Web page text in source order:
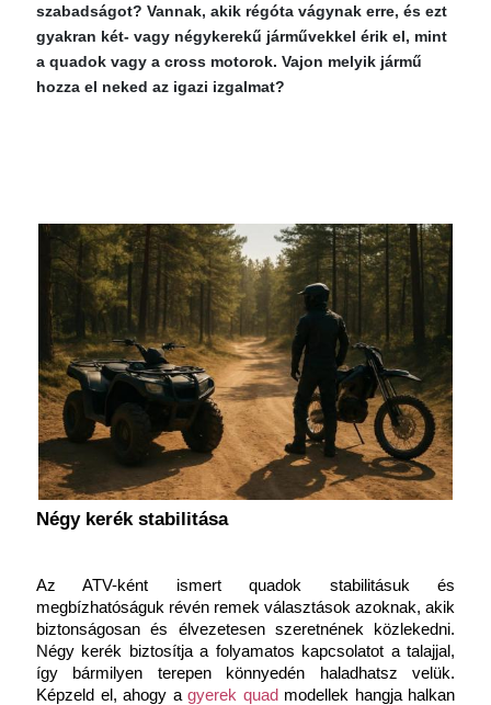
szabadságot? Vannak, akik régóta vágynak erre, és ezt
gyakran két- vagy négykerekű járművekkel érik el, mint
a quadok vagy a cross motorok. Vajon melyik jármű
hozza el neked az igazi izgalmat?
Négy kerék stabilitása
Az ATV-ként ismert quadok stabilitásuk és
megbízhatóságuk révén remek választások azoknak, akik
biztonságosan és élvezetesen szeretnének közlekedni.
Négy kerék biztosítja a folyamatos kapcsolatot a talajjal,
így bármilyen terepen könnyedén haladhatsz velük.
Képzeld el, ahogy a gyerek quad modellek hangja halkan